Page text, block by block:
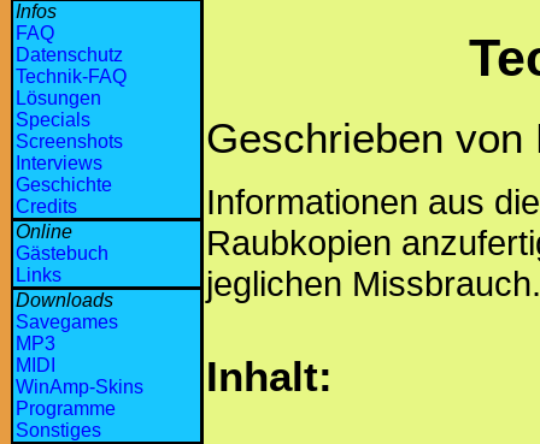
Infos
FAQ
Datenschutz
Technik-FAQ
Lösungen
Specials
Screenshots
Interviews
Geschichte
Credits
Online
Gästebuch
Links
Downloads
Savegames
MP3
MIDI
WinAmp-Skins
Programme
Sonstiges
Geschrieben
Informationen aus
Raubkopien
jeglichen Missbrauch.
Inhalt: